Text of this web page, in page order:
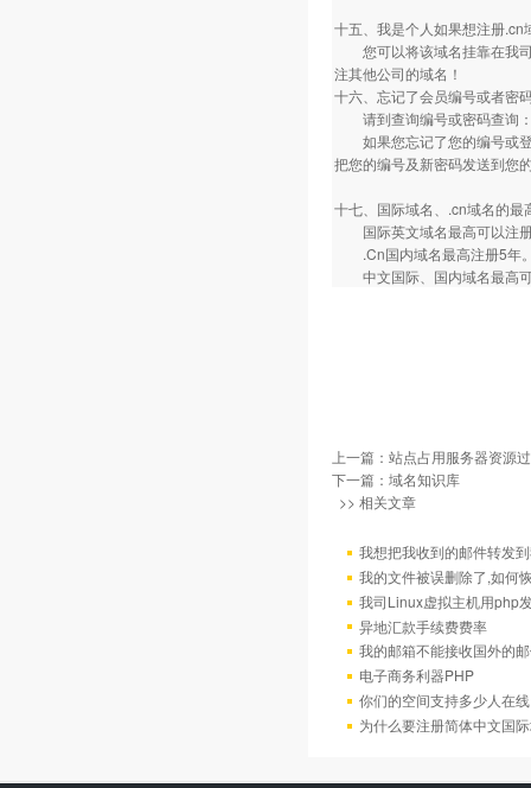
十五、我是个人如果想注册.cn
您可以将该域名挂靠在我司
注其他公司的域名！
十六、忘记了会员编号或者密
请到查询编号或密码查询
如果您忘记了您的编号或登
把您的编号及新密码发送到您
十七、国际域名、.cn域名的
国际英文域名最高可以注
.Cn国内域名最高注册5年
中文国际、国内域名最高
上一篇： 站点占用服务器资源
下一篇： 域名知识库
>> 相关文章
我想把我收到的邮件转发
我的文件被误删除了,如何
我司Linux虚拟主机用php
异地汇款手续费费率
我的邮箱不能接收国外的
电子商务利器PHP
你们的空间支持多少人在
为什么要注册简体中文国